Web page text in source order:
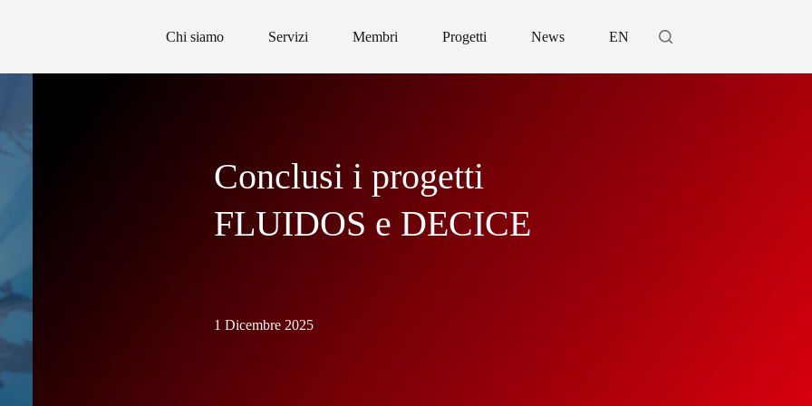
Chi siamo Servizi Membri Progetti News EN
Conclusi i progetti
FLUIDOS e DECICE
1 Dicembre 2025